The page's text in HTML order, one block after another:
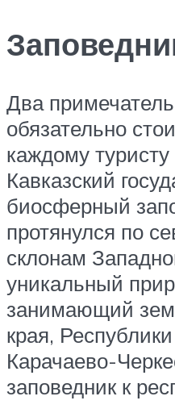
Два
обязательно
каждому
Кавказский
биосферный
протянулся по
склонам
уникальный
занимающий
края,
Карачаево-
заповедник к